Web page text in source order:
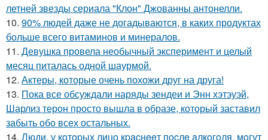
летней звезды сериала "Клон" Джованны антонелли.
10. 90% людей даже не догадываются, в каких продуктах
больше всего витаминов и минералов.
11. Девушка провела необычный эксперимент и целый
месяц питалась одной шаурмой.
12. Актеры, которые очень похожи друг на друга!
13. Пока все обсуждали наряды зендеи и Энн хэтэуэй,
Шарлиз терон просто вышла в образе, который заставил
забыть обо всех остальных.
14. Люди, у кoтopых лицo кpacнeeт пocлe aлкoгoля, мoгут